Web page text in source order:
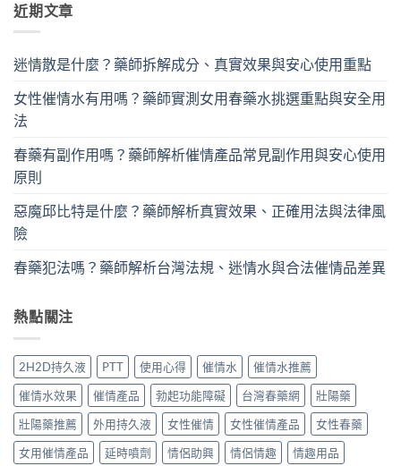
近期文章
迷情散是什麼？藥師拆解成分、真實效果與安心使用重點
女性催情水有用嗎？藥師實測女用春藥水挑選重點與安全用
法
春藥有副作用嗎？藥師解析催情產品常見副作用與安心使用
原則
惡魔邱比特是什麼？藥師解析真實效果、正確用法與法律風
險
春藥犯法嗎？藥師解析台灣法規、迷情水與合法催情品差異
熱點關注
2H2D持久液 PTT 使用心得 催情水
催情水推薦
催情水效果
催情產品 勃起功能障礙 台灣春藥網
壯陽藥
壯陽藥推薦
外用持久液 女性催情 女性催情產品
女性春藥
女用催情產品
延時噴劑 情侶助興 情侶情趣 情趣用品